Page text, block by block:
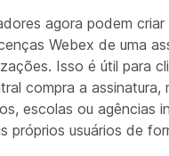
agora podem
Webex de uma
Isso é útil para
compra a assinatura,
escolas ou agências
próprios usuários de